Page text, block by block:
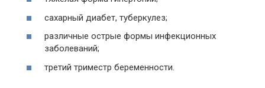
сахарный диабет, туберкулез;
различные острые формы инфекционных
заболеваний;
третий триместр беременности.